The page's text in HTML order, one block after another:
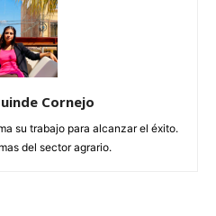
Cornejo
su trabajo para alcanzar el éxito.
del sector agrario.